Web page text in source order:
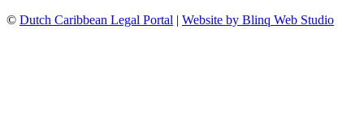
© Dutch Caribbean Legal Portal | Website by Blinq Web Studio